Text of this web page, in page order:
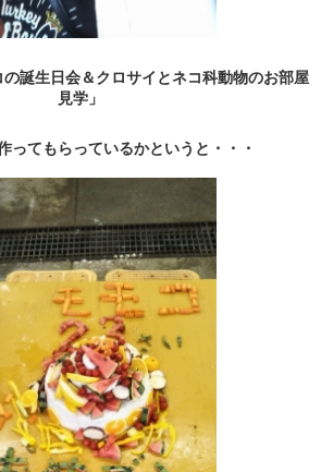
誕生日会＆クロサイとネコ科動物のお部屋
見学」
ってもらっているかというと・・・